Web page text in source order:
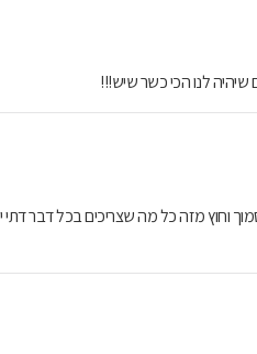
לנו הכי כשר שיש!!!
וחוץ מזה כל מה שצריכים בכל דבר